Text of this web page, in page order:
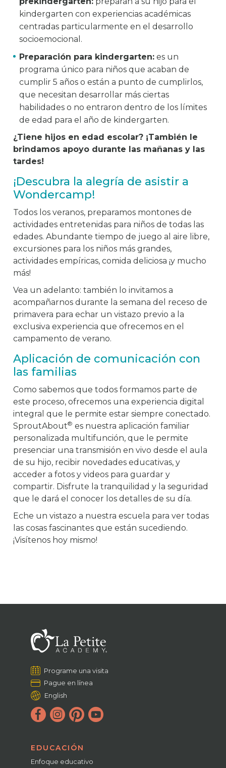
kindergarten con experiencias académicas
centradas particularmente en el desarrollo
socioemocional.
Preparación para kindergarten: es un
programa único para niños que acaban de
cumplir 5 años o están a punto de cumplirlos,
que necesitan desarrollar más ciertas
habilidades o no entraron dentro de los límites
de edad para el año de kindergarten.
¿Tiene hijos en edad escolar? ¡También le
brindamos apoyo durante las mañanas y las
tardes!
¡Descubra la alegría de asistir a
Wondercamp!
Todos los veranos, preparamos montones de
actividades entretenidas para niños de todas las
edades. Abundante tiempo de juego al aire libre,
excursiones para los niños más grandes,
actividades empíricas, comida deliciosa ¡y mucho
más!
Vea un adelanto: también lo invitamos a
acompañarnos durante la semana del receso de
primavera para echar un vistazo previo a la
exclusiva experiencia que ofrecemos en el
campamento de verano.
Aplicación de comunicación con
las familias
Como sabemos que todos formamos parte de
este proceso, ofrecemos una experiencia digital
integral que le permite estar siempre conectado.
SproutAbout® es nuestra aplicación familiar
personalizada multifunción, que le permite
presenciar una transmisión en vivo desde el aula
de su hijo, recibir novedades educativas, y
acceder a fotos y videos para guardar y
compartir. Disfrute la tranquilidad y la seguridad
que le dará el conocer los detalles de su día.
Eche un vistazo a nuestra escuela para ver todas
las cosas fascinantes que están sucediendo.
¡Visítenos hoy mismo!
Programe una visita
Pague en línea
English
EDUCACIÓN
Enfoque educativo